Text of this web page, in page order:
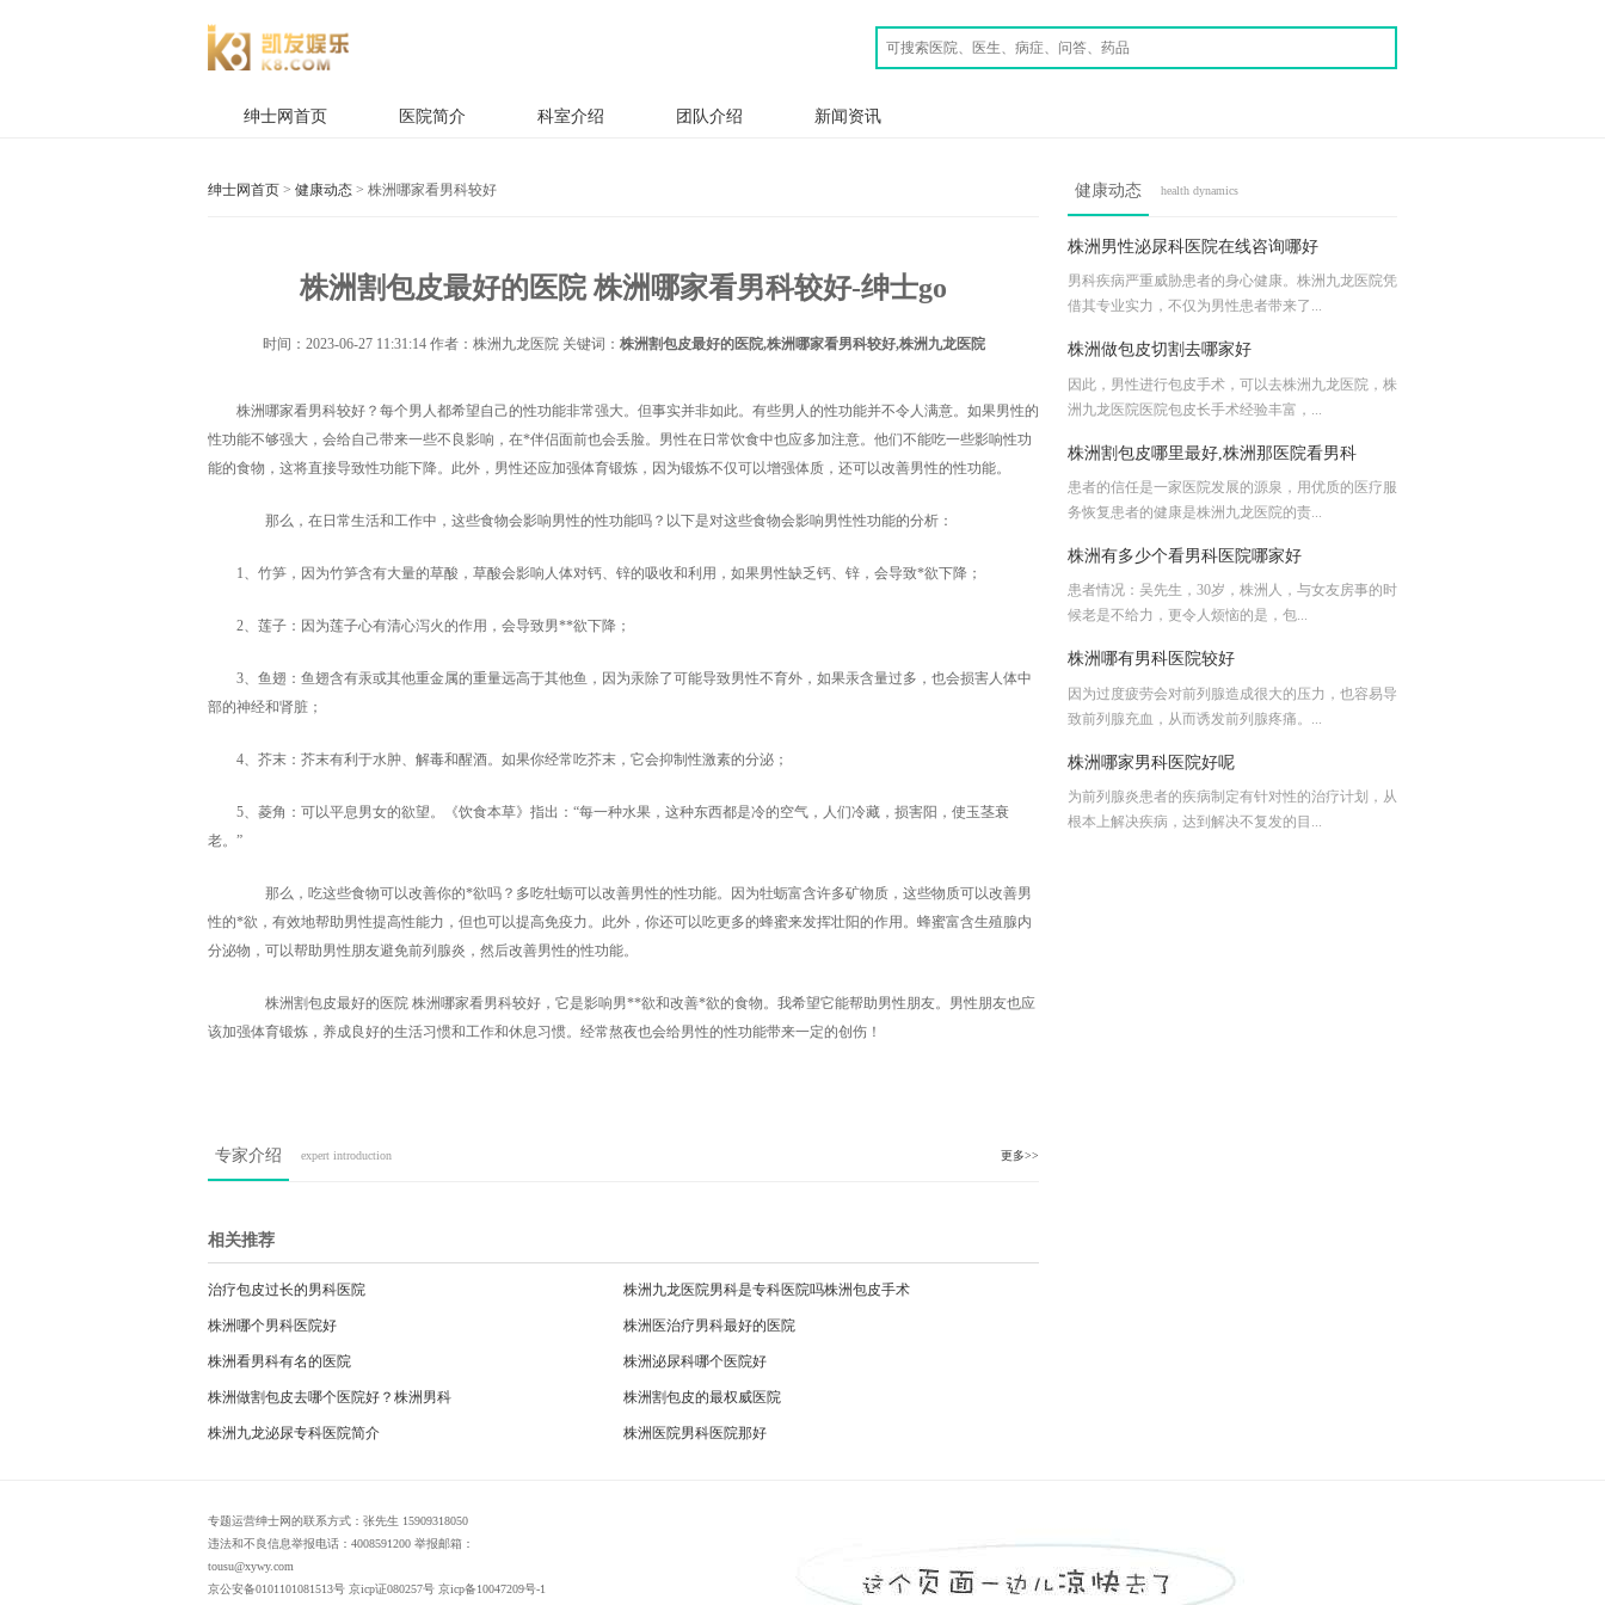
绅士网首页 医院简介 科室介绍 团队介绍 新闻资讯
绅士网首页 > 健康动态 > 株洲哪家看男科较好
株洲割包皮最好的医院 株洲哪家看男科较好-绅士go
时间： 2023-06-27 11:31:14作者：株洲九龙医院 关键词： 株洲割包皮最好的医院,株洲哪家看男科较好,株洲九龙医院
株洲哪家看男科较好？每个男人都希望自己的性功能非常强大。但事实并非如此。有些男人的性功能并不令人满意。如果男性的
性功能不够强大，会给自己带来一些不良影响，在*伴侣面前也会丢脸。男性在日常饮食中也应多加注意。他们不能吃一些影响性功
能的食物，这将直接导致性功能下降。此外，男性还应加强体育锻炼，因为锻炼不仅可以增强体质，还可以改善男性的性功能。
那么，在日常生活和工作中，这些食物会影响男性的性功能吗？以下是对这些食物会影响男性性功能的分析：
1、竹笋，因为竹笋含有大量的草酸，草酸会影响人体对钙、锌的吸收和利用，如果男性缺乏钙、锌，会导致*欲下降；
2、莲子：因为莲子心有清心泻火的作用，会导致男**欲下降；
3、鱼翅：鱼翅含有汞或其他重金属的重量远高于其他鱼，因为汞除了可能导致男性不育外，如果汞含量过多，也会损害人体中
部的神经和肾脏；
4、芥末：芥末有利于水肿、解毒和醒酒。如果你经常吃芥末，它会抑制性激素的分泌；
5、菱角：可以平息男女的欲望。《饮食本草》指出：“每一种水果，这种东西都是冷的空气，人们冷藏，损害阳，使玉茎衰
老。”
那么，吃这些食物可以改善你的*欲吗？多吃牡蛎可以改善男性的性功能。因为牡蛎富含许多矿物质，这些物质可以改善男
性的*欲，有效地帮助男性提高性能力，但也可以提高免疫力。此外，你还可以吃更多的蜂蜜来发挥壮阳的作用。蜂蜜富含生殖腺内
分泌物，可以帮助男性朋友避免前列腺炎，然后改善男性的性功能。
株洲割包皮最好的医院 株洲哪家看男科较好，它是影响男**欲和改善*欲的食物。我希望它能帮助男性朋友。男性朋友也应
该加强体育锻炼，养成良好的生活习惯和工作和休息习惯。经常熬夜也会给男性的性功能带来一定的创伤！
专家介绍 expert introduction 更多>>
相关推荐
治疗包皮过长的男科医院 株洲九龙医院男科是专科医院吗株洲包皮手术
株洲哪个男科医院好 株洲医治疗男科最好的医院
株洲看男科有名的医院 株洲泌尿科哪个医院好
株洲做割包皮去哪个医院好？株洲男科 株洲割包皮的最权威医院
株洲九龙泌尿专科医院简介 株洲医院男科医院那好
健康动态 health dynamics
株洲男性泌尿科医院在线咨询哪好
男科疾病严重威胁患者的身心健康。株洲九龙医院凭
借其专业实力，不仅为男性患者带来了...
株洲做包皮切割去哪家好
因此，男性进行包皮手术，可以去株洲九龙医院，株
洲九龙医院医院包皮长手术经验丰富，...
株洲割包皮哪里最好,株洲那医院看男科
患者的信任是一家医院发展的源泉，用优质的医疗服
务恢复患者的健康是株洲九龙医院的责...
株洲有多少个看男科医院哪家好
患者情况：吴先生，30岁，株洲人，与女友房事的时
候老是不给力，更令人烦恼的是，包...
株洲哪有男科医院较好
因为过度疲劳会对前列腺造成很大的压力，也容易导
致前列腺充血，从而诱发前列腺疼痛。...
株洲哪家男科医院好呢
为前列腺炎患者的疾病制定有针对性的治疗计划，从
根本上解决疾病，达到解决不复发的目...
专题运营绅士网的联系方式：张先生 15909318050
违法和不良信息举报电话：4008591200 举报邮箱：
tousu@xywy.com
京公安备0101101081513号 京icp证080257号 京icp备10047209号-1